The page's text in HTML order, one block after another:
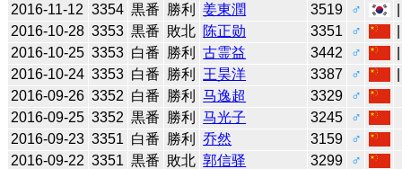
2016-11-12 3354 黒番 勝利 姜東潤 3519 ♂
2016-10-28 3353 黒番 敗北 陈正勋 3351 ♂
2016-10-25 3353 白番 勝利 古霊益 3442 ♂
2016-10-24 3353 白番 勝利 王昊洋 3387 ♂
2016-09-26 3352 白番 勝利 马逸超 3329
♂
2016-09-25 3352 黒番 勝利 马光子 3245
♂
2016-09-23 3351 白番 勝利 乔然 3159
♂
2016-09-22 3351 黒番 敗北 郭信驿 3299
♂